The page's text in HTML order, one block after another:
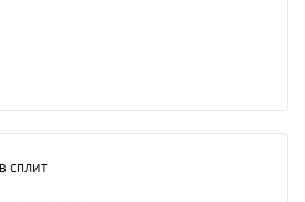
сплит